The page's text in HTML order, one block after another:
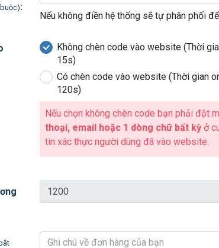
:
Nếu không điền hệ thống sẽ tự phân phối
Không chèn code vào website (Thời
15s)
Có chèn code vào website (Thời gian
120s)
Nếu chọn không chèn code bạn phải đặt
thoại, email hoặc 1 dòng chữ bất kỳ ở
tin xác thực người dùng đã vào website.